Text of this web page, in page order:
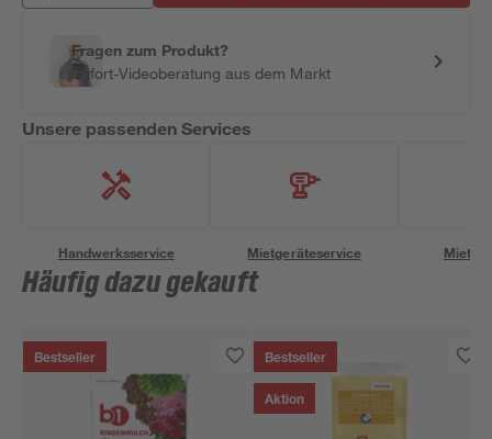
Fragen zum Produkt?
Sofort-Videoberatung aus dem Markt
Unsere passenden Services
Handwerksservice Mietgeräteservice
Häufig dazu gekauft
Bestseller Bestseller
Aktion